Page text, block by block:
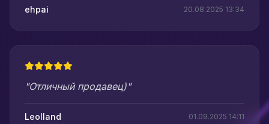
ehpai 20.08.2025 13:34
"Отличный продавец)"
Leolland 01.09.2025 14:11